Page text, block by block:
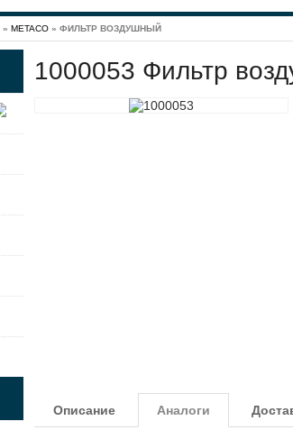
»METACO » ФИЛЬТР ВОЗДУШНЫЙ
1000053 Фильтр
Описание Аналоги